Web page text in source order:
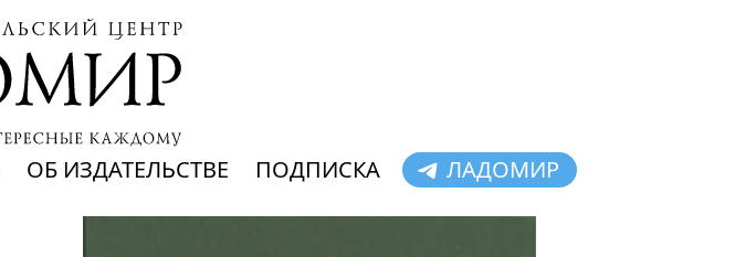
ОБ ИЗДАТЕЛЬСТВЕ ПОДПИСКА ЛАДОМИР